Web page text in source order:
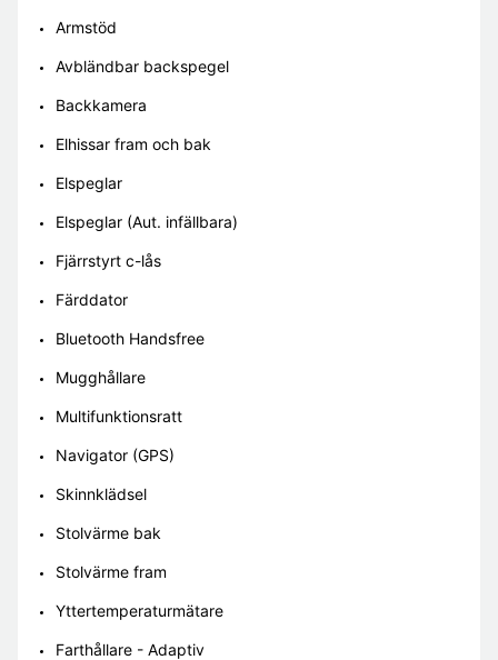
Armstöd
Avbländbar backspegel
Backkamera
Elhissar fram och bak
Elspeglar
Elspeglar (Aut. infällbara)
Fjärrstyrt c-lås
Färddator
Bluetooth Handsfree
Mugghållare
Multifunktionsratt
Navigator (GPS)
Skinnklädsel
Stolvärme bak
Stolvärme fram
Yttertemperaturmätare
Farthållare - Adaptiv